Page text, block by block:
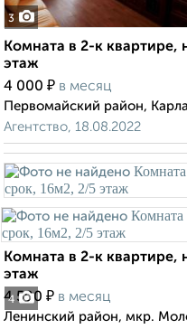
3
Комната в 2-к квартире,
этаж
4 000 ₽ в месяц
Первомайский район,
Агентство, 18.08.2022
4
Комната в 2-к квартире,
этаж
4 500 ₽ в месяц
Ленинский район, мкр.